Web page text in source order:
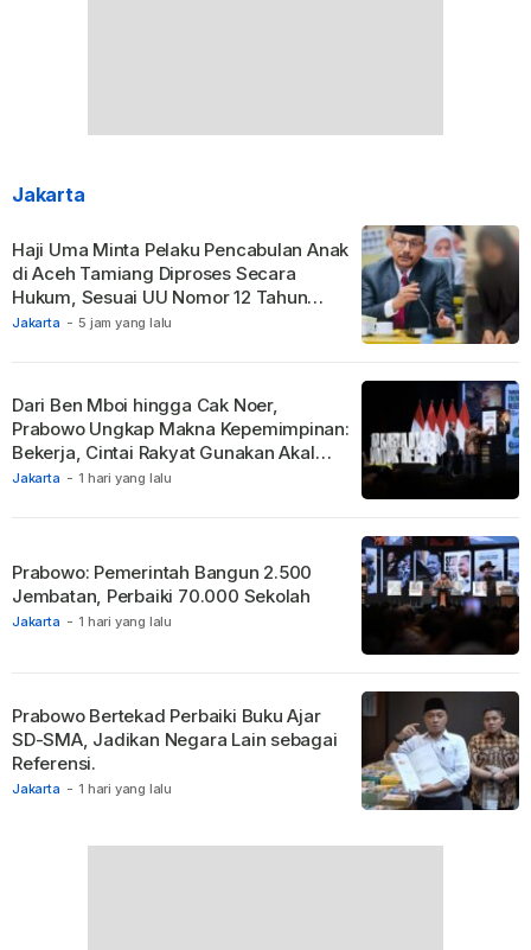
Jakarta
Jakarta - 5 jam yang lalu
Haji Uma Minta Pelaku Pencabulan Anak
di Aceh Tamiang Diproses Secara
Hukum, Sesuai UU Nomor 12 Tahun
2022 Tentang TPKS
Jakarta - 1 hari yang lalu
Dari Ben Mboi hingga Cak Noer,
Prabowo Ungkap Makna Kepemimpinan:
Bekerja, Cintai Rakyat Gunakan Akal
Sehat.
Jakarta - 1 hari yang lalu
Prabowo: Pemerintah Bangun 2.500
Jembatan, Perbaiki 70.000 Sekolah
Jakarta - 1 hari yang lalu
Prabowo Bertekad Perbaiki Buku Ajar
SD-SMA, Jadikan Negara Lain sebagai
Referensi.